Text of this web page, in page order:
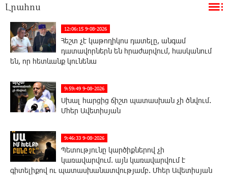
Լրահոս
12:06:15 9-08-2026
Հեշտ չէ կաթողիկոս դատելը, անգամ
դատավորներն են հրաժարվում, հասկանում
են, որ հետևանք կունենա
9:59:49 9-08-2026
Սխալ հարցից ճիշտ պատասխան չի ծնվում.
Մհեր Ավետիսյան
9:46:33 9-08-2026
Պետությունը կարծիքներով չի
կառավարվում. այն կառավարվում է
գիտելիքով ու պատասխանատվությամբ. Մհեր Ավետիսյան